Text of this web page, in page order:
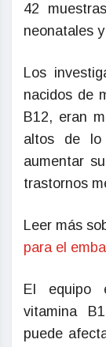
42
neonatales
Los
nacidos de
B12, eran
altos de lo
aumentar
trastornos
Leer más
para el
El equipo
vitamina
puede